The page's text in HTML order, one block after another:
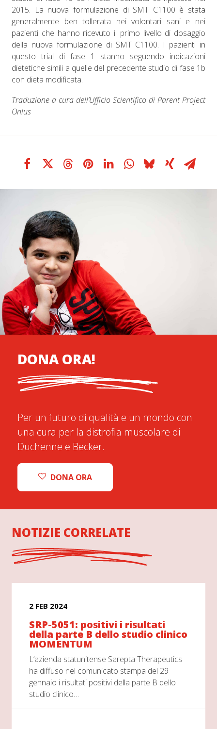
2015. La nuova formulazione di SMT C1100 è stata
generalmente ben tollerata nei volontari sani e nei
pazienti che hanno ricevuto il primo livello di dosaggio
della nuova formulazione di SMT C1100. I pazienti in
questo trial di fase 1 stanno seguendo indicazioni
dietetiche simili a quelle del precedente studio di fase 1b
con dieta modificata.
Traduzione a cura dell’Ufficio Scientifico di Parent Project
Onlus
DONA ORA!
Per un futuro di qualità e un mondo con
una cura per la distrofia muscolare di
Duchenne e Becker.
DONA ORA
NOTIZIE CORRELATE
2 FEB 2024
SRP-5051: positivi i risultati
della parte B dello studio clinico
MOMENTUM
L’azienda statunitense Sarepta Therapeutics
ha diffuso nel comunicato stampa del 29
gennaio i risultati positivi della parte B dello
studio clinico…